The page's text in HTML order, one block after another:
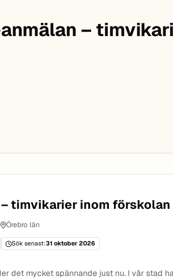
–
timvikarier inom förskolan
Örebro län
Sök senast:31 oktober 2026
det mycket spännande just nu. I vår stad